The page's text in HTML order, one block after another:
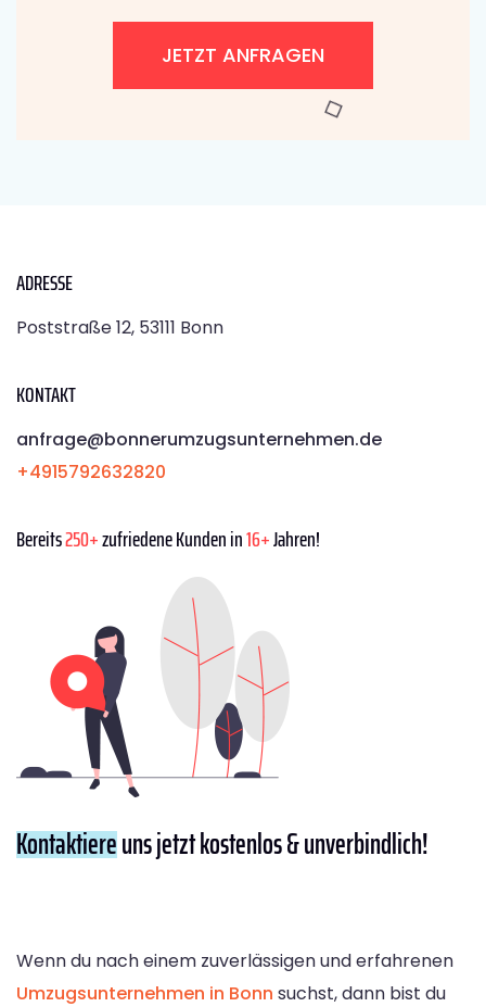
JETZT ANFRAGEN
ADRESSE
Poststraße 12, 53111 Bonn
KONTAKT
anfrage@bonnerumzugsunternehmen.de
+4915792632820
Bereits250+zufriedene Kunden in16+Jahren!
Kontaktiereuns jetzt kostenlos & unverbindlich!
Wenn du nach einem zuverlässigen und erfahrenen
Umzugsunternehmen in Bonn suchst, dann bist du